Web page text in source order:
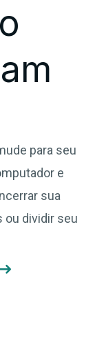
para seu
e
sua
ou dividir seu